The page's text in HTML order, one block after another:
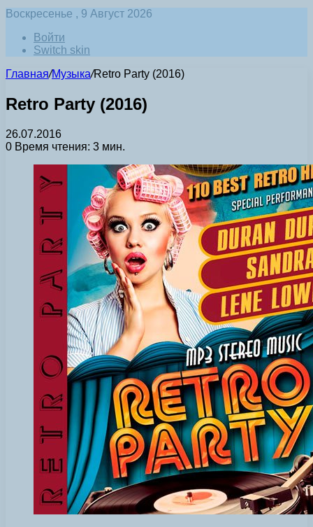
Воскресенье , 9 Август 2026
Войти
Switch skin
Главная/Музыка/Retro Party (2016)
Retro Party (2016)
26.07.2016
0 Время чтения: 3 мин.